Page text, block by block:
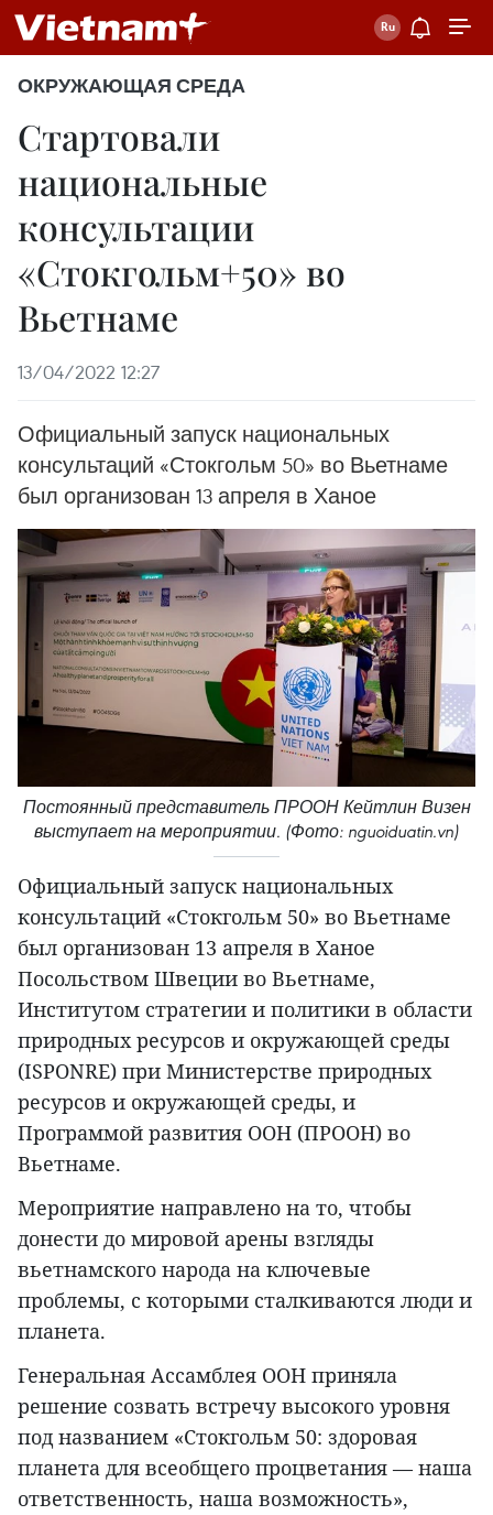
ОКРУЖАЮЩАЯ СРЕДА
Стартовали
национальные
консультации
«Стокгольм+50» во
Вьетнаме
13/04/2022 12:27
Официальный запуск национальных
консультаций «Стокгольм 50» во Вьетнаме
был организован 13 апреля в Ханое
Постоянный представитель ПРООН Кейтлин Визен
выступает на мероприятии. (Фото: nguoiduatin.vn)
Официальный запуск национальных
консультаций «Стокгольм 50» во Вьетнаме
был организован 13 апреля в Ханое
Посольством Швеции во Вьетнаме,
Институтом стратегии и политики в области
природных ресурсов и окружающей среды
(ISPONRE) при Министерстве природных
ресурсов и окружающей среды, и
Программой развития ООН (ПРООН) во
Вьетнаме.
Мероприятие направлено на то, чтобы
донести до мировой арены взгляды
вьетнамского народа на ключевые
проблемы, с которыми сталкиваются люди и
планета.
Генеральная Ассамблея ООН приняла
решение созвать встречу высокого уровня
под названием «Стокгольм 50: здоровая
планета для всеобщего процветания — наша
ответственность, наша возможность»,